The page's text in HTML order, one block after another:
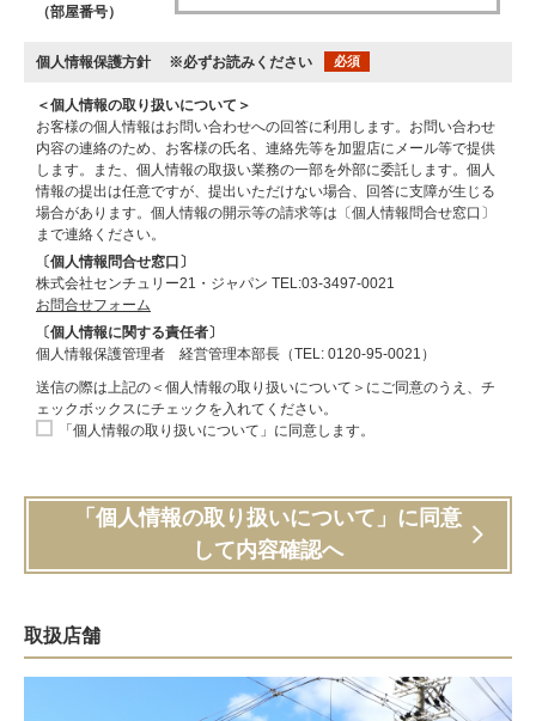
（部屋番号）
個人情報保護方針 ※必ずお読みください 必須
＜個人情報の取り扱いについて＞
お客様の個人情報はお問い合わせへの回答に利用します。お問い合わせ
内容の連絡のため、お客様の氏名、連絡先等を加盟店にメール等で提供
します。また、個人情報の取扱い業務の一部を外部に委託します。個人
情報の提出は任意ですが、提出いただけない場合、回答に支障が生じる
場合があります。個人情報の開示等の請求等は〔個人情報問合せ窓口〕
まで連絡ください。
〔個人情報問合せ窓口〕
株式会社センチュリー21・ジャパン TEL:03-3497-0021
お問合せフォーム
〔個人情報に関する責任者〕
個人情報保護管理者 経営管理本部長（TEL: 0120-95-0021）
送信の際は上記の＜個人情報の取り扱いについて＞にご同意のうえ、チ
ェックボックスにチェックを入れてください。
「個人情報の取り扱いについて」に同意します。
「個人情報の取り扱いについて」に同意
して内容確認へ
取扱店舗